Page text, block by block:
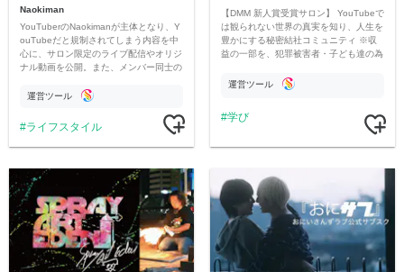
Naokiman
YouTuberのNaokimanが主体となり、Y
ouTubeだと規制されてしまう内容を中
心に、サロン限定のライブ配信やオリジ
ナル動画を公開。また、メンバー同士の
ただいています。
運営ツール
ライフスタイル
【DMM 新人賞受賞サロン】 YouTubeで
は観られない世界の真実を知り、人生を
豊かにする秘密結社コミュニティ ※収
益の一部を、犯罪被害者・子ども達の為
す運営ツール
学び